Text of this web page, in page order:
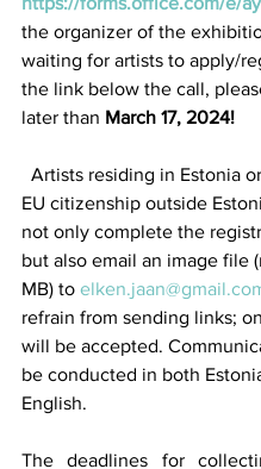
the organizer of the
waiting for artists to apply/
the link below the call,
later than March 17, 2024!
EU citizenship outside
not only complete the
but also email an image file
MB) to
refrain from sending links;
will be accepted.
be conducted in both
English.
The deadlines for